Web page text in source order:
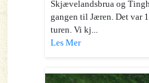
Skjævelandsbrua og
gangen til Jæren. Det var
turen. Vi kj...
Les Mer